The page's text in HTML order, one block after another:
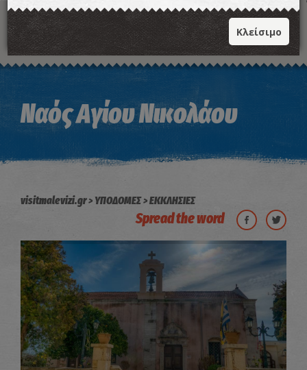
Η εικόνα ενδέχεται να υπόκειται σε πνευματικά δικαιώματα
Ναός Αγίου Νικολάου
visitmalevizi.gr ΥΠΟΔΟΜΕΣ ΕΚΚΛΗΣΙΕΣ
Spread the word
Κλείσιμο